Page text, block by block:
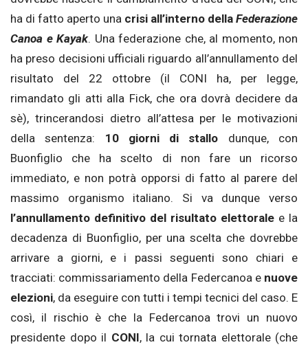
ha di fatto aperto una crisi all’interno della Federazione
Canoa e Kayak. Una federazione che, al momento, non
ha preso decisioni ufficiali riguardo all’annullamento del
risultato del 22 ottobre (il CONI ha, per legge,
rimandato gli atti alla Fick, che ora dovrà decidere da
sè), trincerandosi dietro all’attesa per le motivazioni
della sentenza: 10 giorni di stallo dunque, con
Buonfiglio che ha scelto di non fare un ricorso
immediato, e non potrà opporsi di fatto al parere del
massimo organismo italiano. Si va dunque verso
l’annullamento definitivo del risultato elettorale e la
decadenza di Buonfiglio, per una scelta che dovrebbe
arrivare a giorni, e i passi seguenti sono chiari e
tracciati: commissariamento della Federcanoa e nuove
elezioni, da eseguire con tutti i tempi tecnici del caso. E
così, il rischio è che la Federcanoa trovi un nuovo
presidente dopo il CONI, la cui tornata elettorale (che